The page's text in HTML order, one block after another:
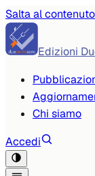
Salta al contenuto
Edizioni
Chi siamo
Accedi